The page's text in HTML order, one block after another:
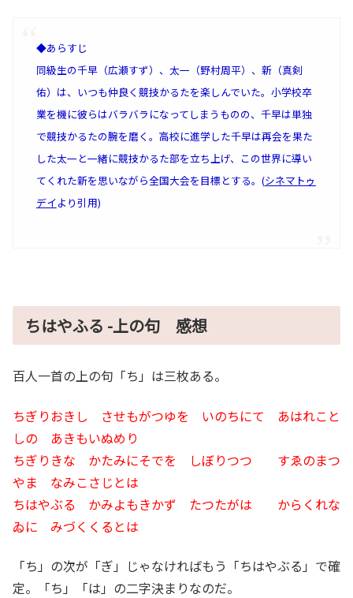
◆あらすじ
同級生の千早（広瀬すず）、太一（野村周平）、新（真剣
佑）は、いつも仲良く競技かるたを楽しんでいた。小学校卒
業を機に彼らはバラバラになってしまうものの、千早は単独
で競技かるたの腕を磨く。高校に進学した千早は再会を果た
した太一と一緒に競技かるた部を立ち上げ、この世界に導い
てくれた新を思いながら全国大会を目標とする。(シネマトゥ
デイより引用)
ちはやふる -上の句 感想
百人一首の上の句「ち」は三枚ある。
ちぎりおきし させもがつゆを いのちにて あはれこと
しの あきもいぬめり
ちぎりきな かたみにそでを しぼりつつ すゑのまつ
やま なみこさじとは
ちはやぶる かみよもきかず たつたがは からくれな
ゐに みづくくるとは
「ち」の次が「ぎ」じゃなければもう「ちはやぶる」で確
定。「ち」「は」の二字決まりなのだ。